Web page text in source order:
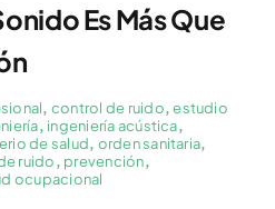
Es Más Que
, control de ruido,estudio
, ingeniería acústica,
de salud, orden sanitaria,
ruido, prevención,
ocupacional